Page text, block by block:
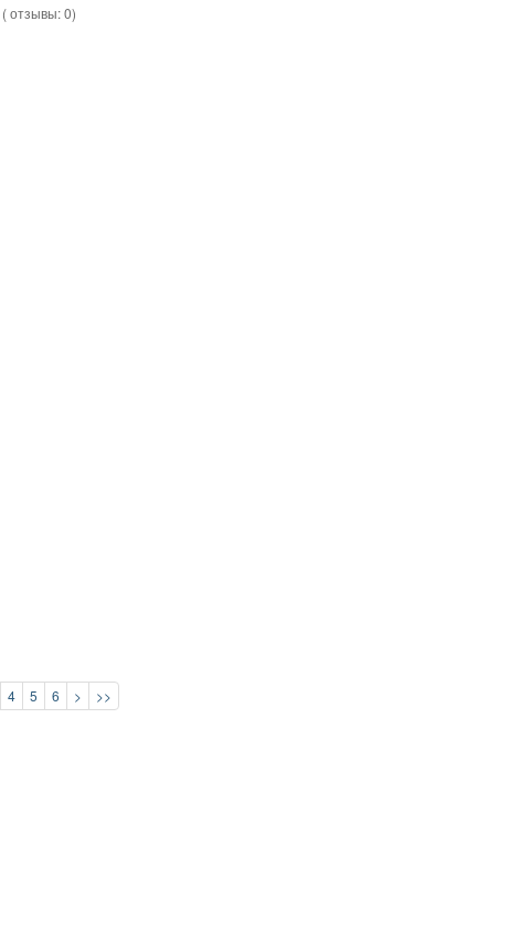
( отзывы:0)
4 5 6 > >>